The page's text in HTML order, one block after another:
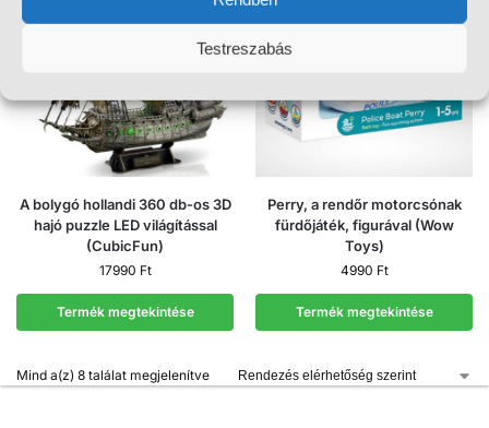
Testreszabás
A bolygó hollandi 360 db-os 3D
hajó puzzle LED világítással
(CubicFun)
17990 Ft
Termék megtekintése
Perry, a rendőr motorcsónak
fürdőjáték, figurával (Wow
Toys)
4990 Ft
Termék megtekintése
Mind a(z) 8 találat megjelenítve